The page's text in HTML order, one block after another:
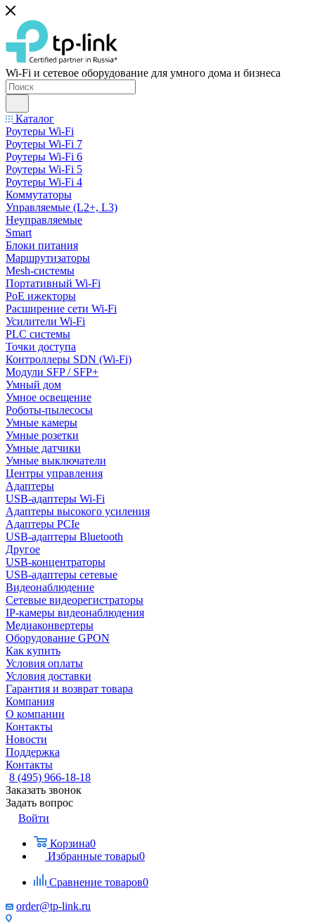
Wi-Fi и сетевое оборудование для умного дома и бизнеса
Каталог
Роутеры Wi-Fi
Роутеры Wi-Fi 7
Роутеры Wi-Fi 6
Роутеры Wi-Fi 5
Роутеры Wi-Fi 4
Коммутаторы
Управляемые (L2+, L3)
Неуправляемые
Smart
Блоки питания
Маршрутизаторы
Mesh-системы
Портативный Wi-Fi
PoE ижекторы
Расширение сети Wi‑Fi
Усилители Wi-Fi
PLC системы
Точки доступа
Контроллеры SDN (Wi-Fi)
Модули SFP / SFP+
Умный дом
Умное освещение
Роботы-пылесосы
Умные камеры
Умные розетки
Умные датчики
Умные выключатели
Центры управления
Адаптеры
USB-адаптеры Wi-Fi
Адаптеры высокого усиления
Адаптеры PCIe
USB-адаптеры Bluetooth
Другое
USB-концентраторы
USB-адаптеры сетевые
Видеонаблюдение
Сетевые видеорегистраторы
IP-камеры видеонаблюдения
Медиаконвертеры
Оборудование GPON
Как купить
Условия оплаты
Условия доставки
Гарантия и возврат товара
Компания
О компании
Контакты
Новости
Поддержка
Контакты
8 (495) 966-18-18
Заказать звонок
Задать вопрос
Войти
Корзина0
Избранные товары0
Сравнение товаров0
order@tp-link.ru